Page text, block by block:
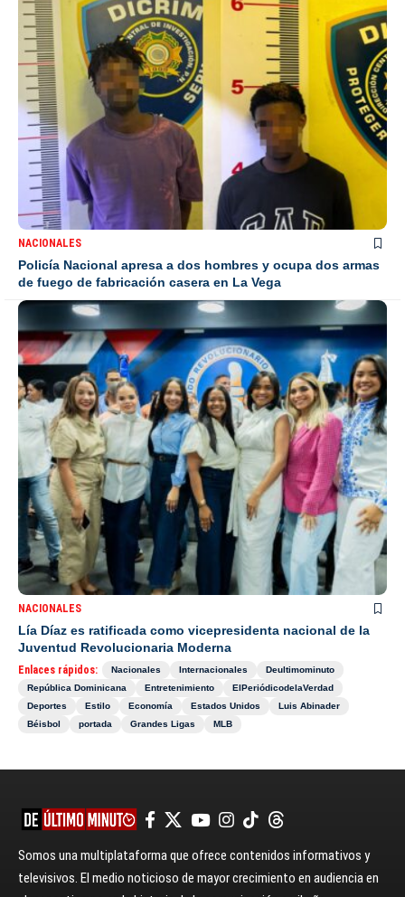
NACIONALES
Policía Nacional apresa a dos hombres y ocupa dos armas
de fuego de fabricación casera en La Vega
NACIONALES
Lía Díaz es ratificada como vicepresidenta nacional de la
Juventud Revolucionaria Moderna
Enlaces rápidos: Nacionales Internacionales
Deultimominuto
República Dominicana
Entretenimiento
ElPeriódicodelaVerdad
Deportes
Estilo Economía Estados Unidos
Luis Abinader
Béisbol
portada Grandes Ligas MLB
Somos una multiplataforma que ofrece contenidos informativos y
televisivos. El medio noticioso de mayor crecimiento en audiencia en